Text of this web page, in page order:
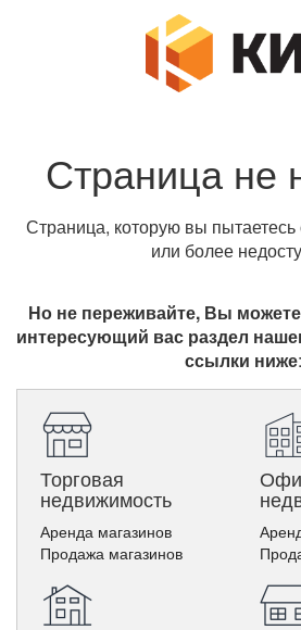
Страница не
Страница, которую вы
или более
Но не переживайте, Вы
интересующий вас раздел
ссылки ниже:
Торговая
недвижимость
Аренда магазинов
Продажа магазинов